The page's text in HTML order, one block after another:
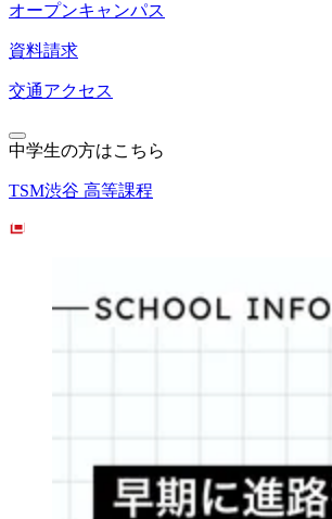
オープンキャンパス
資料請求
交通アクセス
中学生の方はこちら
TSM渋谷 高等課程